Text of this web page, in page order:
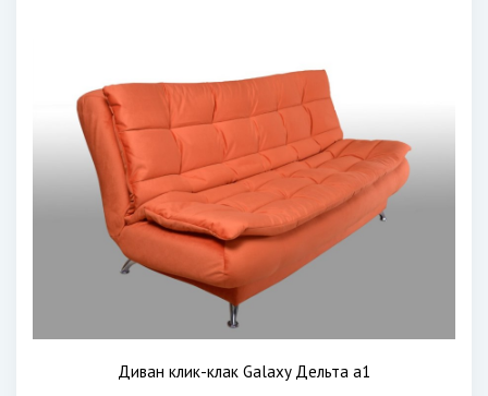
Диван клик-клак Galaxy Дельта а1